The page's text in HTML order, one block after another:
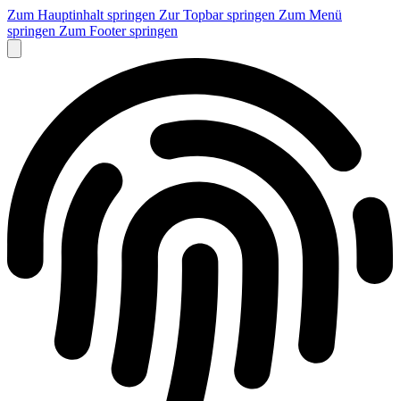
Zum Hauptinhalt springen Zur Topbar springen Zum Menü
springen Zum Footer springen